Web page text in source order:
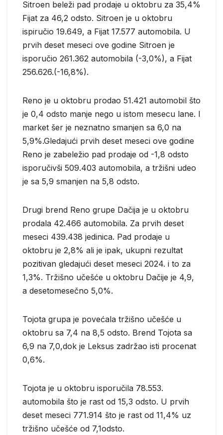
Sitroen beleži pad prodaje u oktobru za 35,4%
Fijat za 46,2 odsto. Sitroen je u oktobru
ispiručio 19.649, a Fijat 17.577 automobila. U
prvih deset meseci ove godine Sitroen je
isporučio 261.362 automobila (-3,0%), a Fijat
256.626.(-16,8%).
Reno je u oktobru prodao 51.421 automobil što
je 0,4 odsto manje nego u istom mesecu lane. I
market šer je neznatno smanjen sa 6,0 na
5,9%.Gledajući prvih deset meseci ove godine
Reno je zabeležio pad prodaje od -1,8 odsto
isporučivši 509.403 automobila, a tržišni udeo
je sa 5,9 smanjen na 5,8 odsto.
Drugi brend Reno grupe Dačija je u oktobru
prodala 42.466 automobila. Za prvih deset
meseci 439.438 jedinica. Pad prodaje u
oktobru je 2,8% ali je ipak, ukupni rezultat
pozitivan gledajući deset meseci 2024. i to za
1,3%. Tržišno učešće u oktobru Dačije je 4,9,
a desetomesečno 5,0%.
Tojota grupa je povećala tržišno učešće u
oktobru sa 7,4 na 8,5 odsto. Brend Tojota sa
6,9 na 7,0,dok je Leksus zadržao isti procenat
0,6%.
Tojota je u oktobru isporučila 78.553.
automobila što je rast od 15,3 odsto. U prvih
deset meseci 771.914 što je rast od 11,4% uz
tržišno učešće od 7,1odsto.